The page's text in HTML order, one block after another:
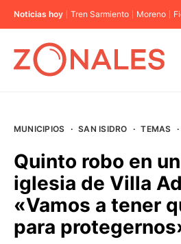
Noticias hoy Tren Sarmiento Moreno
BUENOS AIRES
PROVINCIAS
MUNICIPIOS · SAN ISIDRO · TEMAS ·
Quinto robo en
iglesia de Villa
«Vamos a tener
para